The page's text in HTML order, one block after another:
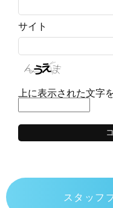
サイト
上に表示された文字
スタッフ